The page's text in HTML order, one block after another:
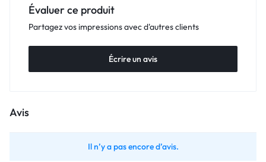
Évaluer ce produit
Partagez vos impressions avec d'autres clients
Écrire un avis
Avis
Il n’y a pas encore d’avis.